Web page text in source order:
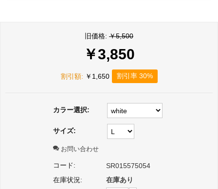
旧価格: ￥5,500
￥3,850
割引額: ￥ 1,650 割引率 30%
カラー選択:
サイズ:
お問い合わせ
コード:
SR015575054
在庫状況:
在庫あり